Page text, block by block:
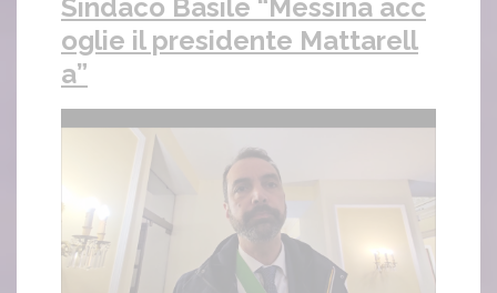
Sindaco Basile “Messina acc
oglie il presidente Mattarell
a”